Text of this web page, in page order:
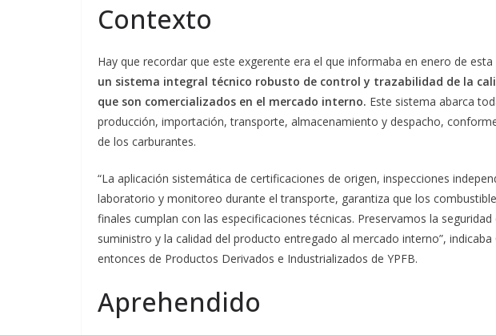
Contexto
Hay que recordar que este exgerente era el que informaba en enero de
un sistema integral técnico robusto de control y trazabilidad de la
que son comercializados en el mercado interno. Este sistema abarca
producción, importación, transporte, almacenamiento y despacho,
de los carburantes.
“La aplicación sistemática de certificaciones de origen, inspecciones
laboratorio y monitoreo durante el transporte, garantiza que los
finales cumplan con las especificaciones técnicas. Preservamos la
suministro y la calidad del producto entregado al mercado interno”,
entonces de Productos Derivados e Industrializados de YPFB.
Aprehendido